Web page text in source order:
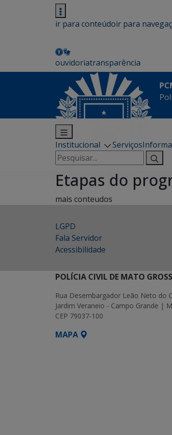
ir para conteúdoir para
ouvidoriatransparência
Institucional Serviços
Pesquisar
por:
Etapas do
mais conteudos
LGPD
Fala Servidor
Acessibilidade
POLÍCIA CIVIL DE MATO
Rua Desembargador Leão Neto do
Jardim Veraneio - Campo Grande |
CEP 79037-100
MAPA